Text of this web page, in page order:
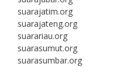
suarajatim.org
suarajateng.org
suarariau.org
suarasumut.org
suarasumbar.org